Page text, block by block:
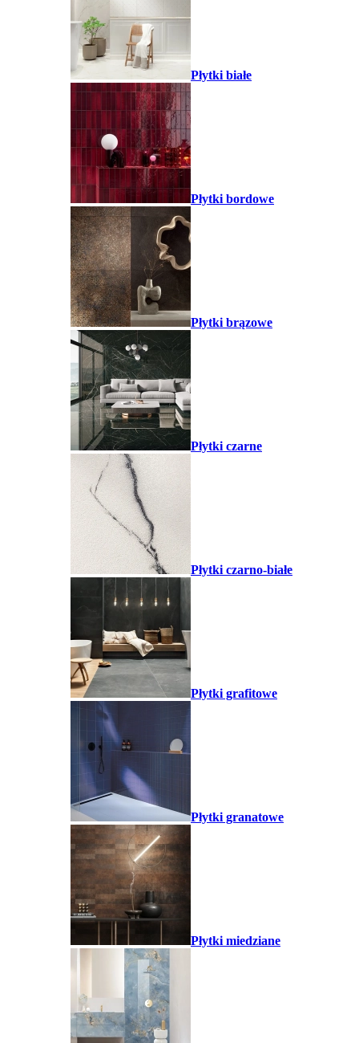
Płytki białe
Płytki bordowe
Płytki brązowe
Płytki czarne
Płytki czarno-białe
Płytki grafitowe
Płytki granatowe
Płytki miedziane